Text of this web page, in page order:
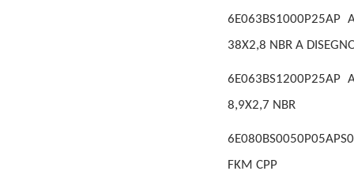
6E063BS1000P25AP
38X2,8 NBR A
6E063BS1200P25AP
8,9X2,7 NBR
FKM CPP